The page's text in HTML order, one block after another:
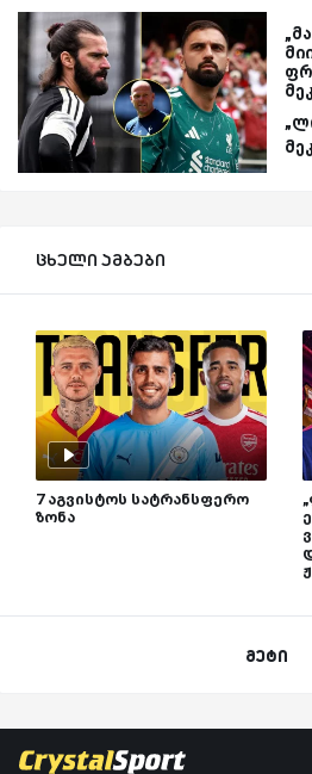
ცხელი ამბები
7 აგვისტოს სატრანსფერო
ზონა
მეტი